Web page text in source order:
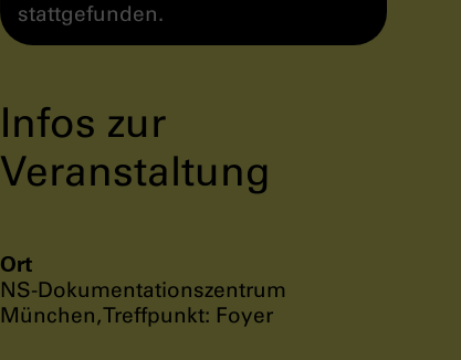
stattgefunden.
Infos zur
Veranstaltung
Ort
NS-Dokumentationszentrum
München, Treffpunkt: Foyer